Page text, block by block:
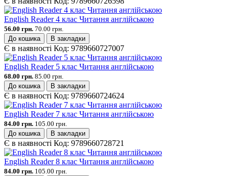
English Reader 4 клас Читання англійською
56.00 грн. 70.00 грн.
До кошика
В закладки
Є в наявності Код: 9789660727007
English Reader 5 клас Читання англійською
68.00 грн. 85.00 грн.
До кошика
В закладки
Є в наявності Код: 9789660724624
English Reader 7 клас Читання англійською
84.00 грн. 105.00 грн.
До кошика
В закладки
Є в наявності Код: 9789660728721
English Reader 8 клас Читання англійською
84.00 грн. 105.00 грн.